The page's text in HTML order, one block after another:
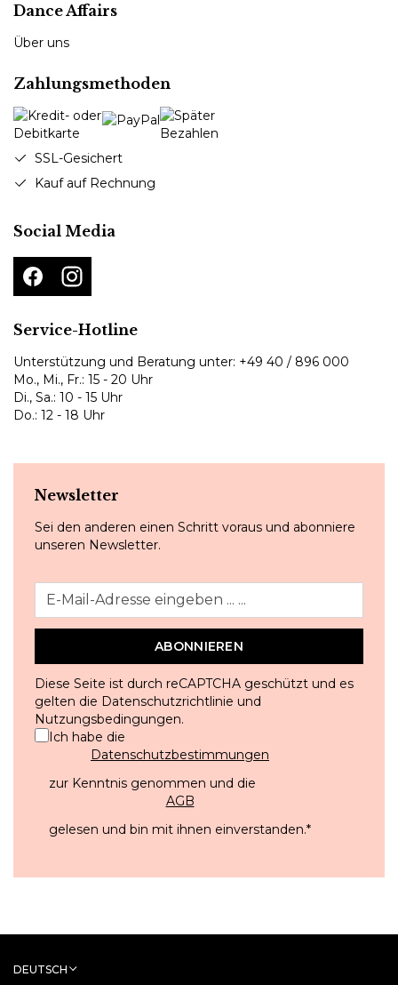
Dance Affairs
Über uns
Zahlungsmethoden
SSL-Gesichert
Kauf auf Rechnung
Social Media
Service-Hotline
Unterstützung und Beratung unter: +49 40 / 896 000
Mo., Mi., Fr.: 15 - 20 Uhr
Di., Sa.: 10 - 15 Uhr
Do.: 12 - 18 Uhr
Newsletter
Sei den anderen einen Schritt voraus und abonniere
unseren Newsletter.
ABONNIEREN
Diese Seite ist durch reCAPTCHA geschützt und es
gelten die Datenschutzrichtlinie und
Nutzungsbedingungen.
Ich habe die
Datenschutzbestimmungen
zur Kenntnis genommen und die
AGB
gelesen und bin mit ihnen einverstanden.*
DEUTSCH